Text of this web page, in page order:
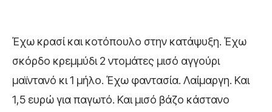
Έχω κρασί και κοτόπουλο στην κατάψυξη. Έχω
σκόρδο κρεμμύδι 2 ντομάτες μισό αγγούρι
μαϊντανό κι 1 μήλο. Έχω φαντασία. Λαίμαργη. Και
1,5 ευρώ για παγωτό. Και μισό βάζο κάστανο